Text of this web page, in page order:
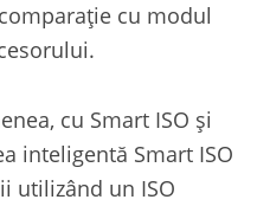
cu modul
cu Smart ISO și
inteligentă Smart ISO
utilizând un ISO